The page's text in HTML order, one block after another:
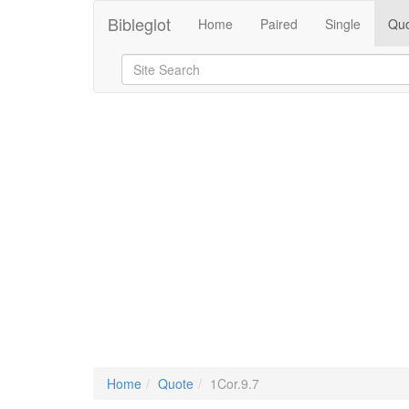
Bibleglot Home Paired Single
Home Quote 1Cor.9.7